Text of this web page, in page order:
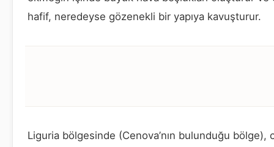
hafif, neredeyse gözenekli bir yapıya kavuşturur.
Liguria bölgesinde (Cenova’nın bulunduğu bölge),